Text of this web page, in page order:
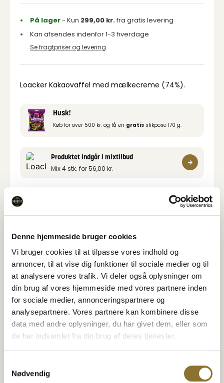
Denne hjemmeside bruger cookies
Vi bruger cookies til at tilpasse vores indhold og
annoncer, til at vise dig funktioner til sociale medier og til
at analysere vores trafik. Vi deler også oplysninger om
din brug af vores hjemmeside med vores partnere inden
for sociale medier, annonceringspartnere og
analysepartnere. Vores partnere kan kombinere disse
data med andre oplysninger, du har givet dem, eller som
de har indsamlet fra din brug af deres tjenester.
Nødvendig
På lager- Kun 299,00 kr.fra gratis levering
Kan afsendes indenfor 1-3 hverdage
Se fragtpriser og levering
Loacker Kakaovaffel med mælkecreme (74%).
Husk!
Køb for over 500 kr. og få en gratis slikpose 170 g.
Produktet indgår i mixtilbud
Mix 4 stk. for56,00kr.
Næringsindhold
Specifikationer
Relaterede Produkter
Se også disse produkter
28,95kr. •